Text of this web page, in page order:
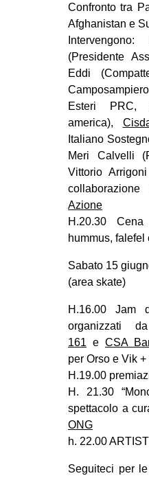
Confronto tra
Afghanistan e
(Presidente
Eddi
Esteri PRC,
america),
Italiano
Meri Calvelli
Vittorio
Azione
H.20.30
hummus, falefel
Sabato 15
(area skate)
H.16.00 Jam
organizzati
161 e CSA
per Orso e Vik
H.19.00
H. 21.30
spettacolo a
ONG
h. 22.00
Seguiteci per